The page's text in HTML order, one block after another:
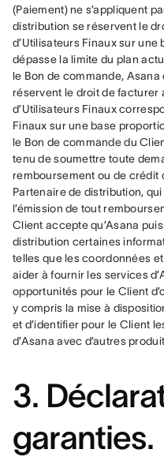
(Paiement) ne s’appliquent
distribution se réservent le
d’Utilisateurs Finaux sur
dépasse la limite du plan
le Bon de commande,
réservent le droit de facturer
d’Utilisateurs Finaux
Finaux sur une base
le Bon de commande du
tenu de soumettre toute
remboursement ou de crédit
Partenaire de distribution,
l’émission de tout
Client accepte qu’Asana
distribution certaines
telles que les coordonnées
aider à fournir les services
opportunités pour le Client
y compris la mise à
et d’identifier pour le Client
d’Asana avec d’autres
3.
garanties.